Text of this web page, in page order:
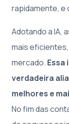
rapidamente, e
Adotando a IA,
mais
mercado. Essa
verdadeira
melhores e
No fim das